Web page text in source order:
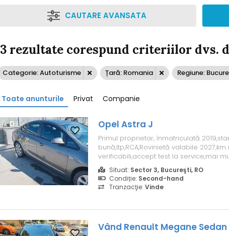
CAUTARE AVANSATA
3 rezultate corespund criteriilor dvs.
Categorie: Autoturisme Țară: Romania Regiune:
Toate anunturile Privat Companie
Opel Astra J
Primul proprietar, înmatriculată
bună,Itp,RCA,Rovinietă valabile 2027,km
verificabili,accept test la service,mai
Situat: Sector 3, Bucureşti, RO
Condiție: Second-hand
Tranzacţie: Vinde
Vând Renault Megane Sedan